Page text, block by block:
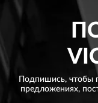
Подпишись, чтобы
предложениях,